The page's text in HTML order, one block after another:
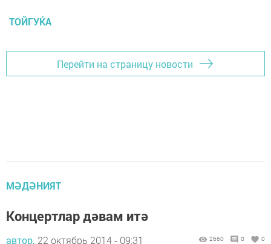
ТОЙГУЌА
Перейти на страницу новости
МӘДӘНИЯТ
Концертлар дәвам итә
автор, 22 октябрь 2014 - 09:31 2660 0 0